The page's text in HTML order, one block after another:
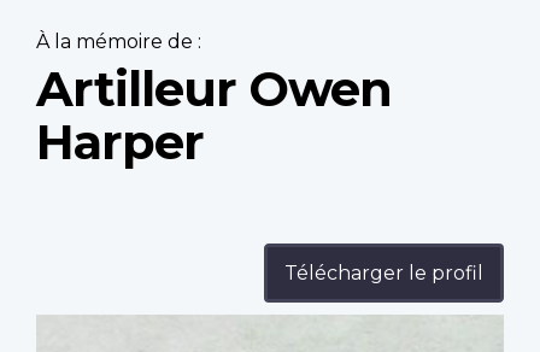
À la mémoire de :
Artilleur Owen
Harper
Télécharger le profil